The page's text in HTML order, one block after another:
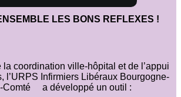
LES BONS REFLEXES !
la coordination ville-hôpital et de l’appui
l’URPS Infirmiers Libéraux Bourgogne-
Comté a développé un outil :